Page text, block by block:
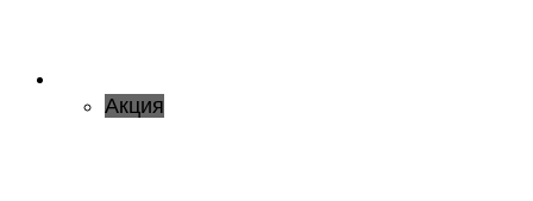
Акция